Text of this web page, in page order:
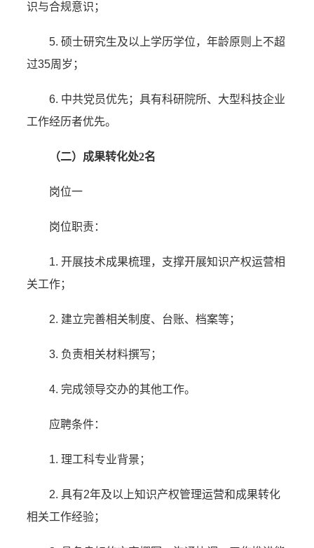
识与合规意识；
5. 硕士研究生及以上学历学位，年龄原则上不超
过35周岁；
6. 中共党员优先；具有科研院所、大型科技企业
工作经历者优先。
（二）成果转化处2名
岗位一
岗位职责：
1. 开展技术成果梳理，支撑开展知识产权运营相
关工作；
2. 建立完善相关制度、台账、档案等；
3. 负责相关材料撰写；
4. 完成领导交办的其他工作。
应聘条件：
1. 理工科专业背景；
2. 具有2年及以上知识产权管理运营和成果转化
相关工作经验；